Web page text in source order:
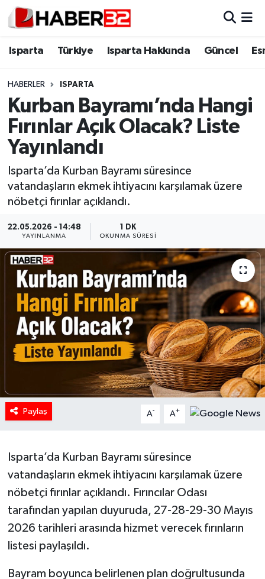
Isparta Türkiye Isparta Hakkında Güncel
HABERLER ISPARTA
Kurban Bayramı’nda Hangi
Fırınlar Açık Olacak? Liste
Yayınlandı
Isparta’da Kurban Bayramı süresince
vatandaşların ekmek ihtiyacını karşılamak üzere
nöbetçi fırınlar açıklandı.
22.05.2026 - 14:48
YAYINLANMA
1 DK
OKUNMA SÜRESI
Paylaş A- A+
Isparta’da Kurban Bayramı süresince
vatandaşların ekmek ihtiyacını karşılamak üzere
nöbetçi fırınlar açıklandı. Fırıncılar Odası
tarafından yapılan duyuruda, 27-28-29-30 Mayıs
2026 tarihleri arasında hizmet verecek fırınların
listesi paylaşıldı.
Bayram boyunca belirlenen plan doğrultusunda
Isparta
Esnaf Diyor ki;
ASAYİŞ
BİLİM VE TEKNOLOJİ
EĞİTİM
GENEL
Güncel
HABERDE İNSAN
İlginç
KÜLTÜR SANAT
Oyun
SAĞLIK
Spor
Isparta Nöbetçi Eczaneler
Isparta Trafik Yoğunluk Haritası
Süper Lig Puan Durumu ve Fikstür
Tüm Manşetler
Son Dakika Haberleri
Haber Arşivi